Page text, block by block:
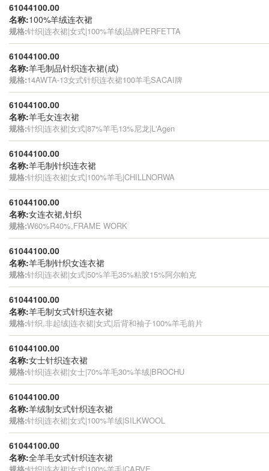
61044100.00
名称:100%羊绒连衣裙
规格:针织|连衣裙|女式|100%羊绒|品牌PERFETTA
61044100.00
名称:羊毛制品针织连衣裙(成)
规格:14AWTA-13女式针织连衣裙100羊毛SACAI牌
61044100.00
名称:羊毛女连衣裙
规格:针织|连衣裙|女式|87%羊毛13%尼龙|L'Agen
61044100.00
名称:羊毛制针织连衣裙
规格:针织|连衣裙|女式|100%羊毛|CHILLNORWA
61044100.00
名称:女连衣裙,针织
规格:W60%R40%,FRAME WORK
61044100.00
名称:羊毛制针织女连衣裙
规格:针织|连衣裙|女式|50%羊毛35%粘胶15%阿尔帕克
61044100.00
名称:羊毛制女式针织连衣裙
规格:针织,非起绒|连衣裙|女式|后背和袖子100%羊毛前片
61044100.00
名称:女士针织连衣裙
规格:针织|连衣裙|女士|70%羊毛30%羊绒|BROCHU
61044100.00
名称:羊绒制女式针织连衣裙
规格:针织|连衣裙|女式|100%羊绒|SILKWOOL
61044100.00
名称:全羊毛女式针织连衣裙
规格:针织|连衣裙|女式|100%羊毛|CARVE